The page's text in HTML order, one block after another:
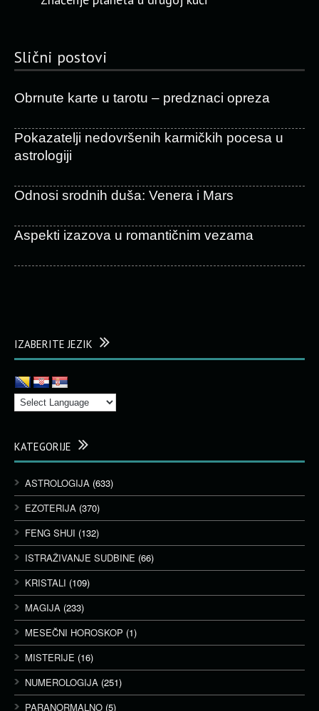
Slični postovi
Obrnute karte u tarotu – predznaci opreza
Pokazatelji nedovršenih karmičkih pocesa u
astrologiji
Odnosi srodnih duša: Venera i Mars
Aspekti izazova u romantičnim vezama
IZABERITE JEZIK
KATEGORIJE
ASTROLOGIJA (633)
EZOTERIJA (370)
FENG SHUI (132)
ISTRAŽIVANJE SUDBINE (66)
KRISTALI (109)
MAGIJA (233)
MESEČNI HOROSKOP (1)
MISTERIJE (16)
NUMEROLOGIJA (251)
PARANORMALNO (5)